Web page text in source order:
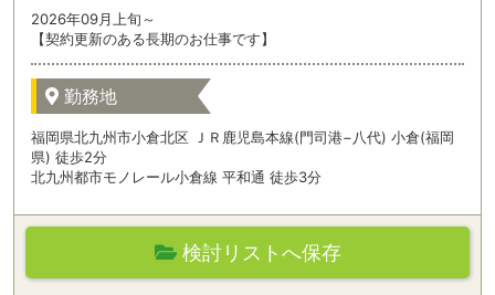
2026年09月上旬～
【契約更新のある長期のお仕事です】
勤務地
福岡県北九州市小倉北区 ＪＲ鹿児島本線(門司港−八代) 小倉(福岡
県) 徒歩2分
北九州都市モノレール小倉線 平和通 徒歩3分
検討リストへ保存